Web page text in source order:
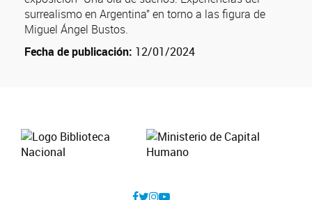
surrealismo en Argentina” en torno a las figura de
Miguel Ángel Bustos.
Fecha de publicación: 12/01/2024